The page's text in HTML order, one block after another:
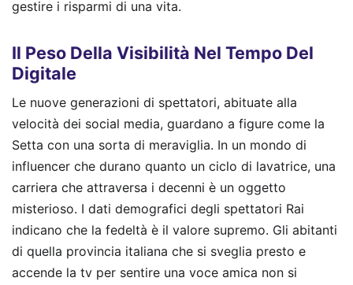
gestire i risparmi di una vita.
Il Peso Della Visibilità Nel Tempo Del
Digitale
Le nuove generazioni di spettatori, abituate alla
velocità dei social media, guardano a figure come la
Setta con una sorta di meraviglia. In un mondo di
influencer che durano quanto un ciclo di lavatrice, una
carriera che attraversa i decenni è un oggetto
misterioso. I dati demografici degli spettatori Rai
indicano che la fedeltà è il valore supremo. Gli abitanti
di quella provincia italiana che si sveglia presto e
accende la tv per sentire una voce amica non si